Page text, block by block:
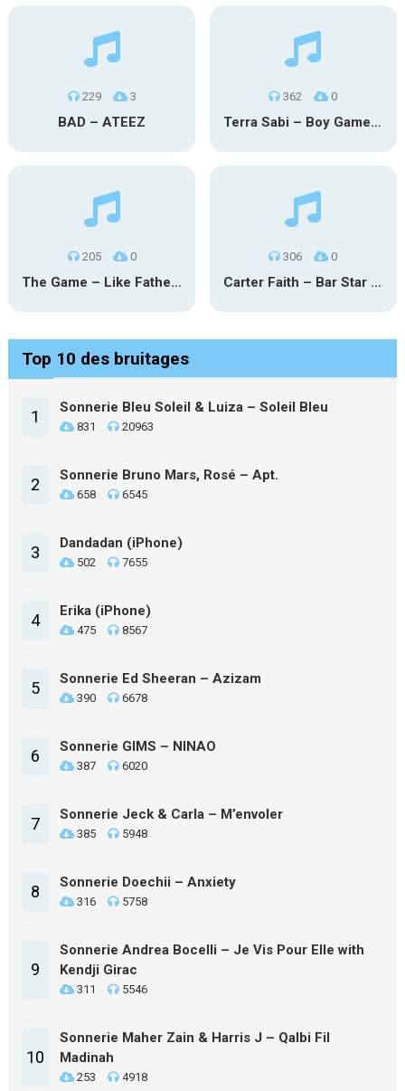
229 3
BAD – ATEEZ
362 0
Terra Sabi – Boy Game X Marcia Cruz
205 0
The Game – Like Father Like Daughter
306 0
Carter Faith – Bar Star Vevo
Top 10 des bruitages
1 Sonnerie Bleu Soleil & Luiza – Soleil Bleu
831 20963
2 Sonnerie Bruno Mars, Rosé – Apt.
658 6545
3 Dandadan (iPhone)
502 7655
4 Erika (iPhone)
475 8567
5 Sonnerie Ed Sheeran – Azizam
390 6678
6 Sonnerie GIMS – NINAO
387 6020
7 Sonnerie Jeck & Carla – M’envoler
385 5948
8 Sonnerie Doechii – Anxiety
316 5758
9
Sonnerie Andrea Bocelli – Je Vis Pour Elle with
Kendji Girac
311 5546
10
Sonnerie Maher Zain & Harris J – Qalbi Fil
Madinah
253 4918